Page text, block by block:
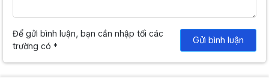
Để gửi bình luận, bạn cần nhập tối các
trường có *
Gửi bình luận